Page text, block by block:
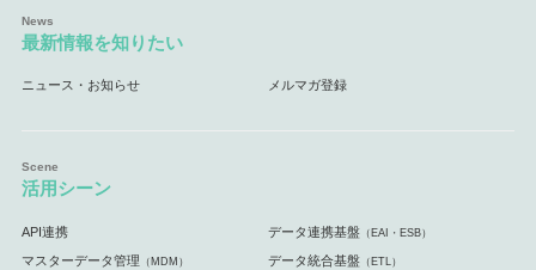
最新情報を知りたい
ニュース・お知らせ メルマガ登録
活用シーン
API連携 データ連携基盤 （EAI・ESB）
マスターデータ管理 （MDM） データ統合基盤 （ETL）